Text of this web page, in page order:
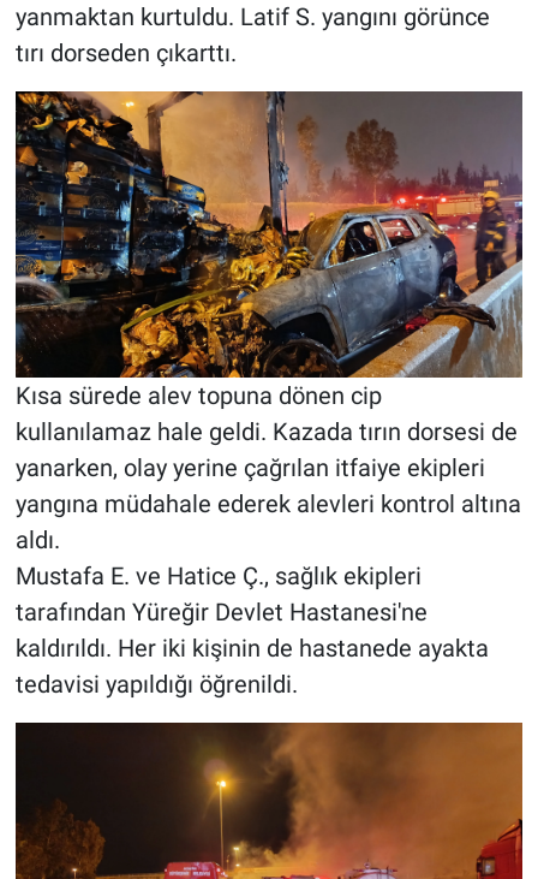
yanmaktan kurtuldu. Latif S. yangını görünce
tırı dorseden çıkarttı.
Kısa sürede alev topuna dönen cip
kullanılamaz hale geldi. Kazada tırın dorsesi de
yanarken, olay yerine çağrılan itfaiye ekipleri
yangına müdahale ederek alevleri kontrol altına
aldı.
Mustafa E. ve Hatice Ç., sağlık ekipleri
tarafından Yüreğir Devlet Hastanesi'ne
kaldırıldı. Her iki kişinin de hastanede ayakta
tedavisi yapıldığı öğrenildi.